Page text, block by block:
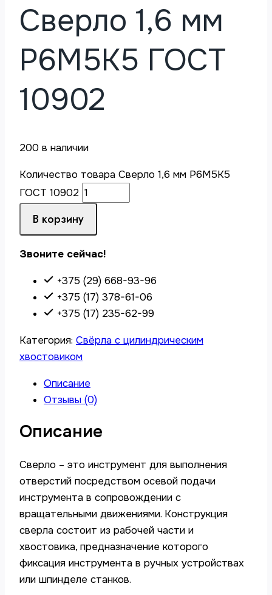
Сверло 1,6 мм
Р6М5К5 ГОСТ
10902
200 в наличии
Количество товара Сверло 1,6 мм Р6М5К5
ГОСТ 10902
В корзину
Звоните сейчас!
+375 (29) 668-93-96
+375 (17) 378-61-06
+375 (17) 235-62-99
Категория: Свёрла с цилиндрическим
хвостовиком
Описание
Отзывы (0)
Описание
Сверло – это инструмент для выполнения
отверстий посредством осевой подачи
инструмента в сопровождении с
вращательными движениями. Конструкция
сверла состоит из рабочей части и
хвостовика, предназначение которого
фиксация инструмента в ручных устройствах
или шпинделе станков.